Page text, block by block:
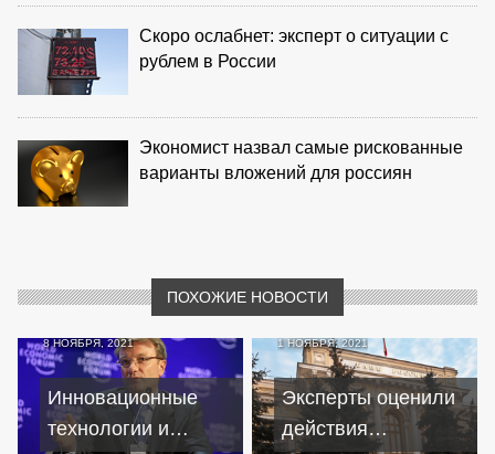
Скоро ослабнет: эксперт о ситуации с
рублем в России
Экономист назвал самые рискованные
варианты вложений для россиян
ПОХОЖИЕ НОВОСТИ
8 НОЯБРЯ, 2021
Инновационные
технологии и
1 НОЯБРЯ, 2021
Эксперты оценили
действия